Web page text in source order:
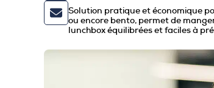
Solution pratique et économique
ou encore bento, permet de
lunchbox équilibrées et faciles à